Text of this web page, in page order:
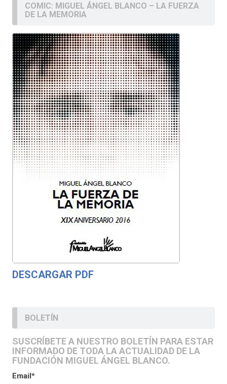
COMIC: MIGUEL ÁNGEL BLANCO – LA FUERZA
DE LA MEMORIA
DESCARGAR PDF
BOLETÍN
SUSCRÍBETE A NUESTRO BOLETÍN PARA ESTAR
INFORMADO DE TODA LA ACTUALIDAD DE LA
FUNDACIÓN MIGUEL ÁNGEL BLANCO.
Email*